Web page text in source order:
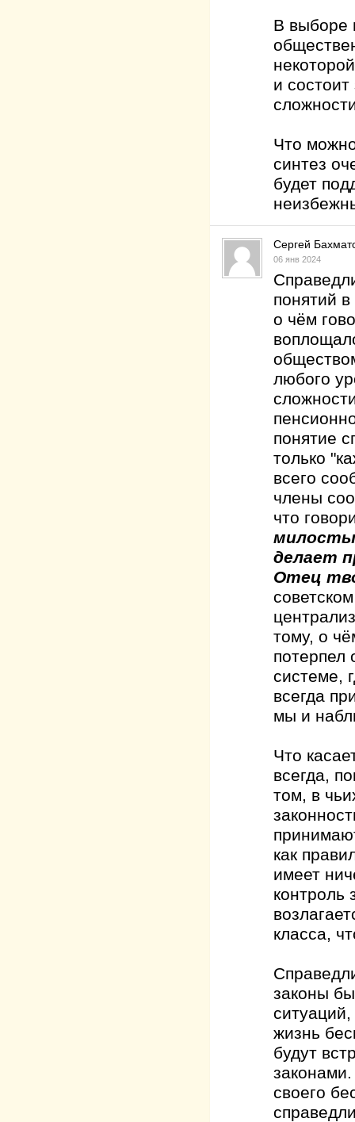
В выборе
и
Что
синтез
будет
Сергей
06 янв 2024
понятий
о чём
любого
понятие
только
всего
члены
что
делает
Отец
тому, о
потерпел
системе,
всегда
мы и
Что
всегда,
том, в
как
имеет
контроль
класса,
законы
жизнь
будут
своего